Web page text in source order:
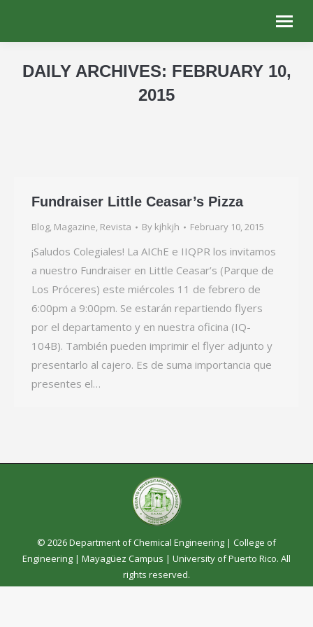
DAILY ARCHIVES: FEBRUARY 10,
2015
Fundraiser Little Ceasar’s Pizza
Blog, Magazine, Revista By kjhkjh February 10, 2015
¡Saludos Colegiales! La AIChE e IIQPR los invitamos
a nuestro Fundraiser en Little Ceasar’s (Parque de
Los Próceres) este miércoles 11 de febrero de
6:00pm a 9:00pm. Se estarán repartiendo flyers
por el departamento y en nuestra oficina (IQ-
104B). También pueden imprimir el flyer adjunto y
presentarlo al cajero. Es de suma importancia que
presentes el…
© 2026 Department of Chemical Engineering | College of
Engineering | Mayagüez Campus | University of Puerto Rico. All
rights reserved.